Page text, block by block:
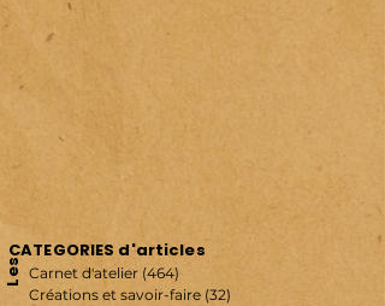
Carnet d'atelier (464)
Créations et savoir-faire (32)
Les
CATEGORIES d'articles